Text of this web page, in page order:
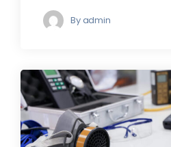
Byadmin